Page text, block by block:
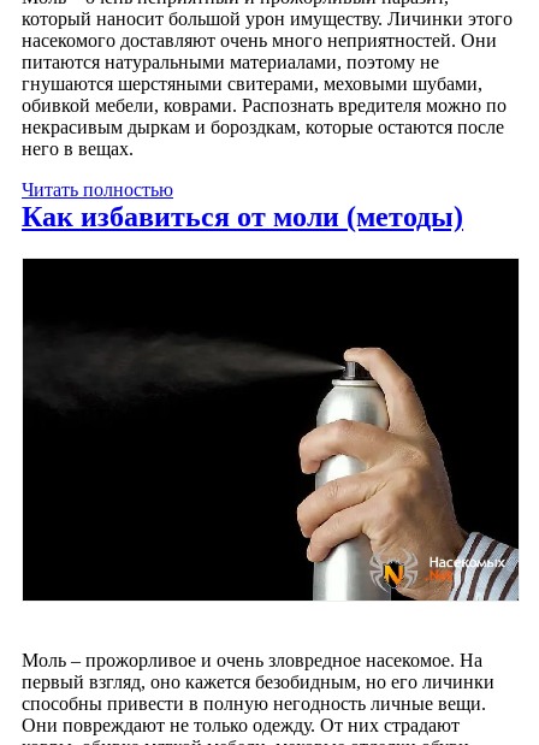
который наносит большой урон имуществу. Личинки этого
насекомого доставляют очень много неприятностей. Они
питаются натуральными материалами, поэтому не
гнушаются шерстяными свитерами, меховыми шубами,
обивкой мебели, коврами. Распознать вредителя можно по
некрасивым дыркам и бороздкам, которые остаются после
него в вещах.
Читать полностью
Как избавиться от моли (методы)
Моль – прожорливое и очень зловредное насекомое. На
первый взгляд, оно кажется безобидным, но его личинки
способны привести в полную негодность личные вещи.
Они повреждают не только одежду. От них страдают